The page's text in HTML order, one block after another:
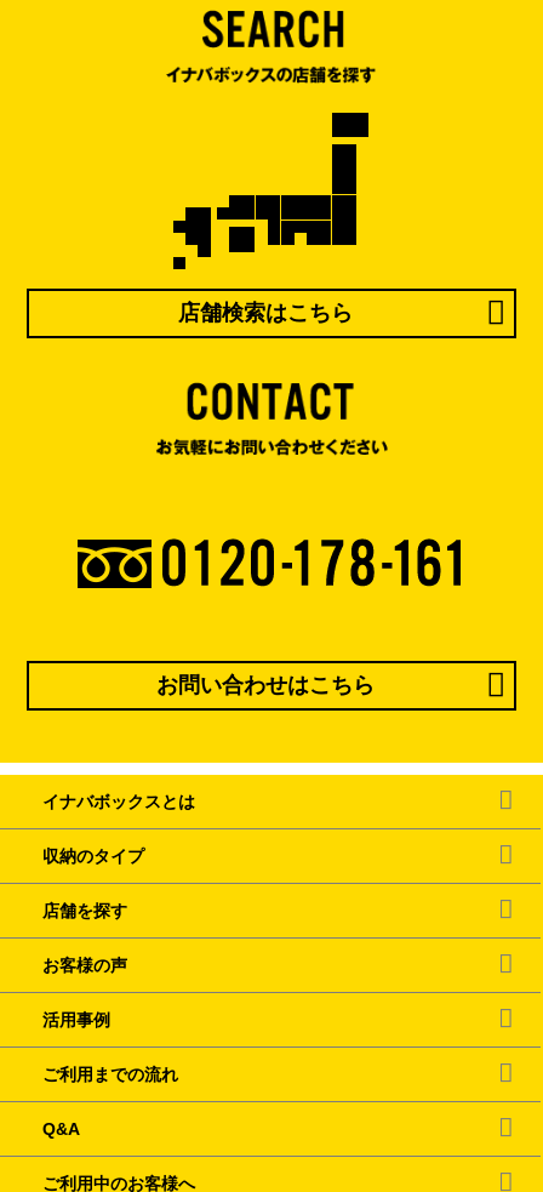
店舗検索はこちら
お問い合わせはこちら
イナバボックスとは
収納のタイプ
店舗を探す
お客様の声
活用事例
ご利用までの流れ
Q&A
ご利用中のお客様へ